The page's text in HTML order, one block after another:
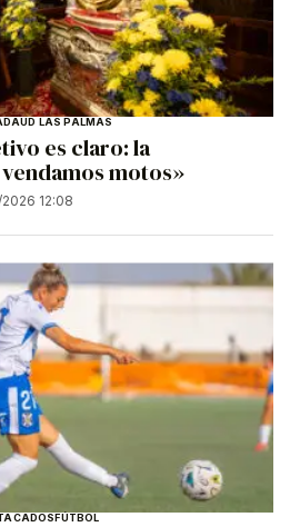
UD LAS PALMAS
es claro: la
motos»
12:08
FÚTBOL